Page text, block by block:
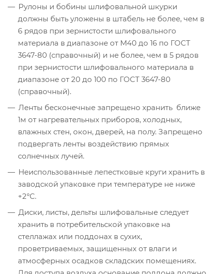
Рулоны и бобины шлифовальной шкурки
должны быть уложены в штабель не более, чем в
6 рядов при зернистости шлифовального
материала в диапазоне от М40 до 16 по ГОСТ
3647-80 (справочный) и не более, чем в 5 рядов
при зернистости шлифовального материала в
диапазоне от 20 до 100 по ГОСТ 3647-80
(справочный).
Ленты бесконечные запрещено хранить ближе
1м от нагревательных приборов, холодных,
влажных стен, окон, дверей, на полу. Запрещено
подвергать ленты воздействию прямых
солнечных лучей.
Неиспользованные лепестковые круги хранить в
заводской упаковке при температуре не ниже
+2°С.
Диски, листы, дельты шлифовальные следует
хранить в потребительской упаковке на
стеллажах или поддонах в сухих,
проветриваемых, защищенных от влаги и
атмосферных осадков складских помещениях.